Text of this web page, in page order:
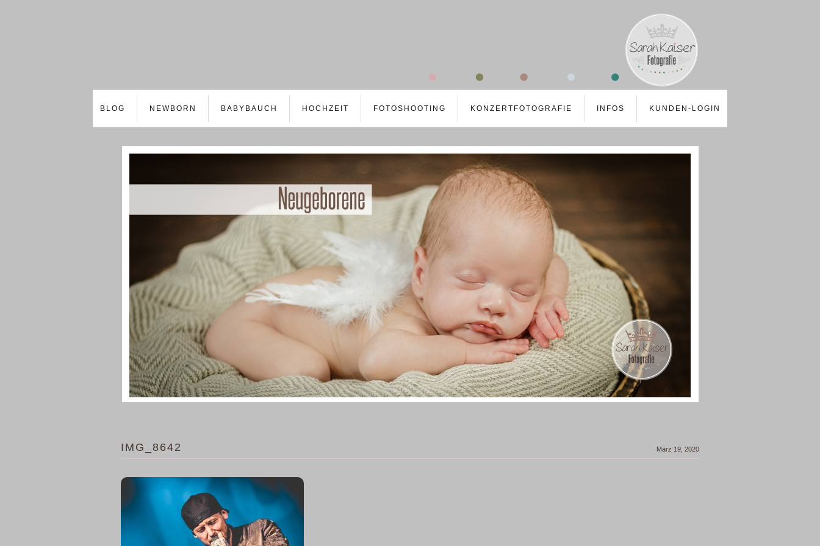
BLOG NEWBORN BABYBAUCH HOCHZEIT FOTOSHOOTING KONZERTFOTOGRAFIE INFOS KUNDEN-LOGIN
März 19, 2020
IMG_8642